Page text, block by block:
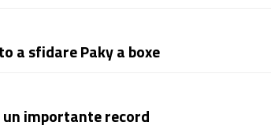
a sfidare Paky a boxe
un importante record